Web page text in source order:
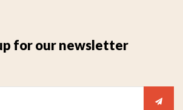
for our newsletter